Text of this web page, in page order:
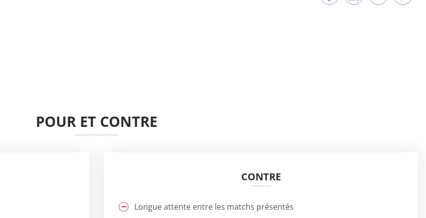
POUR ET CONTRE
CONTRE
Longue attente entre les matchs présentés